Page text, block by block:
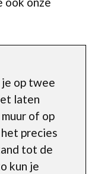
op twee
laten
of op
precies
tot de
kun je